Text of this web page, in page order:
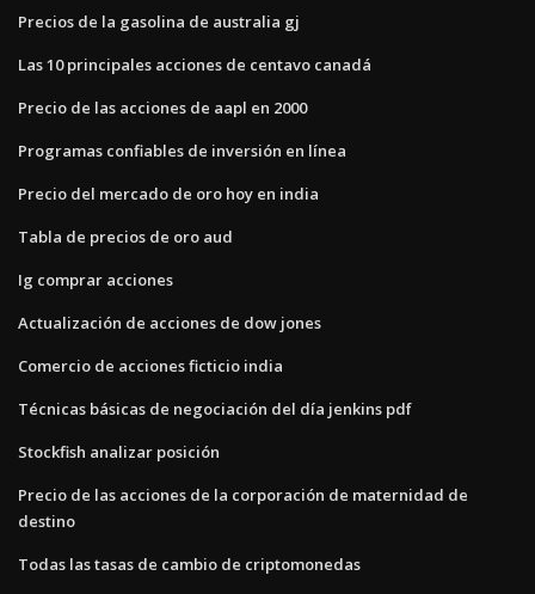
Precios de la gasolina de australia gj
Las 10 principales acciones de centavo canadá
Precio de las acciones de aapl en 2000
Programas confiables de inversión en línea
Precio del mercado de oro hoy en india
Tabla de precios de oro aud
Ig comprar acciones
Actualización de acciones de dow jones
Comercio de acciones ficticio india
Técnicas básicas de negociación del día jenkins pdf
Stockfish analizar posición
Precio de las acciones de la corporación de maternidad de
destino
Todas las tasas de cambio de criptomonedas